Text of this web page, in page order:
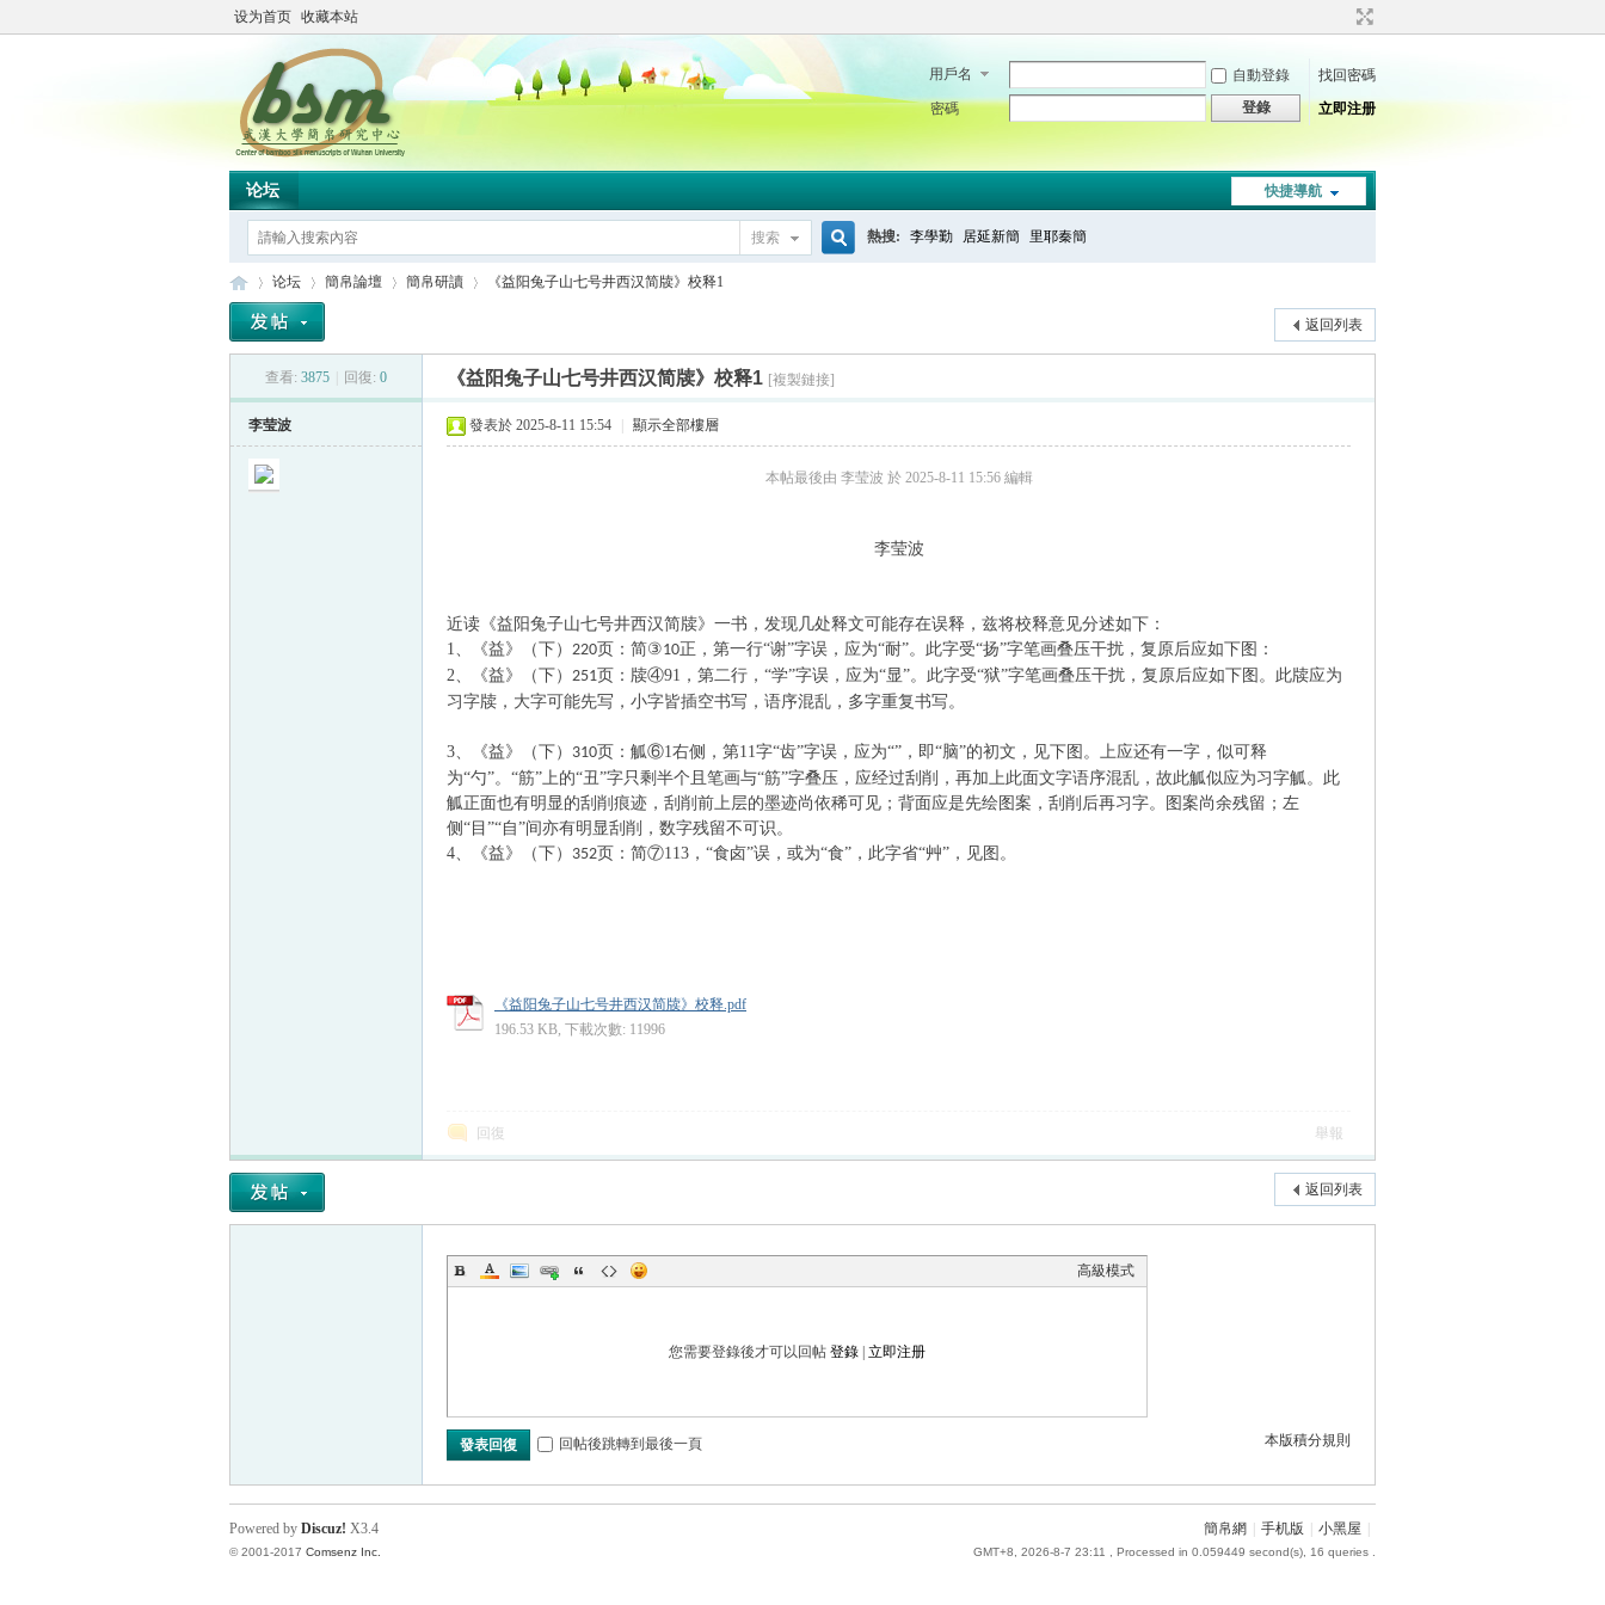
设为首页 收藏本站
用戶名 自動登錄
找回密碼
密碼
登錄 立即注册
快捷導航
论坛
搜索
索
熱搜: 李學勤 居延新簡 里耶秦簡
论坛
›
簡帛論壇
›
簡帛研讀
›
《益阳兔子山七号井西汉简牍》校释1
返回列表
查看: 3875 回復: 0 《益阳兔子山七号井西汉简牍》校释1 [複製鏈接]
李莹波 發表於 2025-8-11 15:54 顯示全部樓層
本帖最後由 李莹波 於 2025-8-11 15:56 編輯
李莹波
近读《益阳兔子山七号井西汉简牍》一书，发现几处释文可能存在误释，兹将校释意见分述如下：
1、
《益》（下） 220页：简③10正，第一行“谢”字误，应为“耐”。此字受“扬”字笔画叠压干扰，复原后应如下图：
2、
《益》（下） 251页：牍④91，第二行，“学”字误，应为“显”。 此字受“狱”字笔画叠压干扰，复原后应如下图。此牍应为
习字牍，大字可能先写，小字皆插空书写，语序混乱，多字重复书写。
3、 《益》（下） 310页：觚⑥1右侧，第11字“齿”字误，应为“”，即“脑”的初文，见下图。 上应还有一字，似可释
为“勺”。“筋”上的“丑”字只剩半个且笔画与“筋”字叠压，应经过刮削，再加上此面文字语序混乱，故此觚似应为习字觚。此
觚正面也有明显的刮削痕迹，刮削前上层的墨迹尚依稀可见；背面应是先绘图案，刮削后再习字。图案尚余残留；左
侧“目”“自”间亦有明显刮削，数字残留不可识。
4、
《益》（下） 352页：简⑦113，“食卤”误，或为“食”，此字省“艸”，见图。
《益阳兔子山七号井西汉简牍》校释.pdf
196.53 KB, 下載次數: 11996
回復 舉報
返回列表
高級模式
您需要登錄後才可以回帖 登錄 立即注册
本版積分規則
發表回復 回帖後跳轉到最後一頁
簡帛網 手机版 小黑屋
GMT+8, 2026-8-7 23:11 , Processed in 0.059449 second(s), 16 queries .
Powered by Discuz! X3.4
© 2001-2017 Comsenz Inc.